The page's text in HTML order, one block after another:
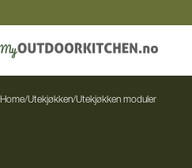
Home/Utekjøkken/Utekjøkken moduler